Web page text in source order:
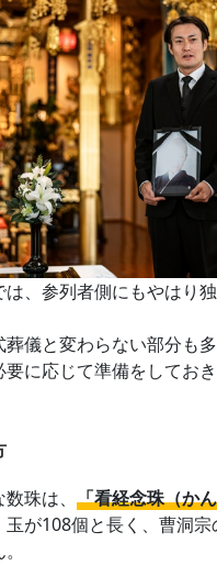
、参列者側にもやはり
葬儀と変わらない部分も
に応じて準備をしておき
珠は、 「看経念珠（か
玉が108個と長く、曹洞